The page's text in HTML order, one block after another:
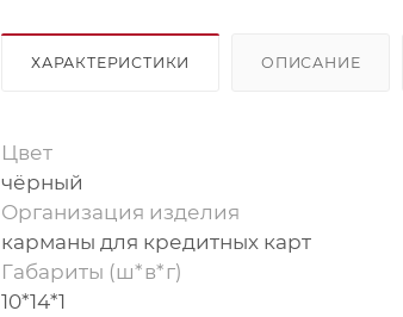
ХАРАКТЕРИСТИКИ ОПИСАНИЕ
Цвет
чёрный
Организация изделия
карманы для кредитных карт
Габариты (ш*в*г)
10*14*1